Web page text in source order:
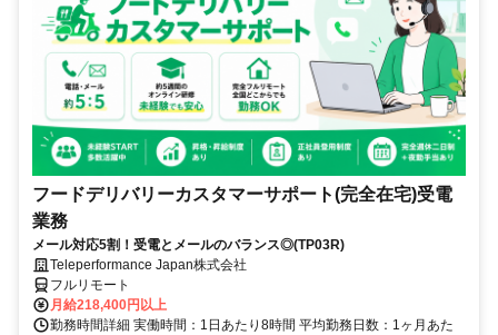
フードデリバリーカスタマーサポート(完全在宅)受電
業務
メール対応5割！受電とメールのバランス◎(TP03R)
Teleperformance Japan株式会社
フルリモート
月給218,400円以上
勤務時間詳細 実働時間：1日あたり8時間 平均勤務日数：1ヶ月あた